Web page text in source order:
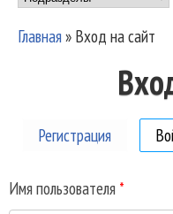
NEWSMUZ.COM
Вы здесь
Главная» Вход на сайт
Регистрация
Имя пользователя *